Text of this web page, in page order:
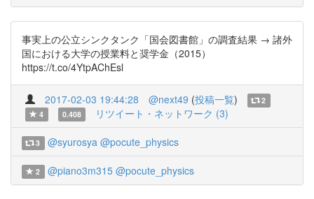
事実上の公立シンクタンク「国会図書館」の調査結果 → 諸外
国における大学の授業料と奨学金（2015）
https://t.co/4YtpAChEsl
2017-02-03 19:44:28 @next49 (投稿一覧)
2
4
0.408 リツイート・ネットワーク (3)
3 @syurosya @pocute_physics
2 @piano3m315 @pocute_physics